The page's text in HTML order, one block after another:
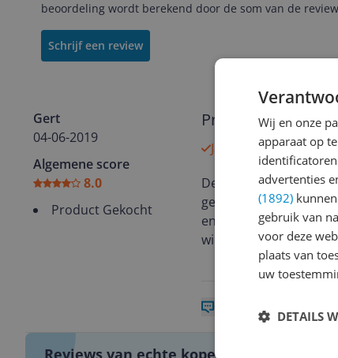
beoordeling wordt berekend door de som van de
Schrijf een review
Gert
04-06-2019
Algemene score
8.0
Product Gekocht
Prima gasbbq, de
De gasbbq van
gelijkmatige verdeling
en goed op
wieltjes onder de
Ja, ik beveel dit
0 reacties
Reviews van echte kopers.
Wij en onze
apparaat op
advertenties
(1892)
gebruik van
voor deze
plaats van
uw
DETAILS